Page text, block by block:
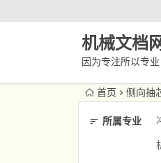
机械文档
因为专注所以专业
首页 侧向抽
所属专业